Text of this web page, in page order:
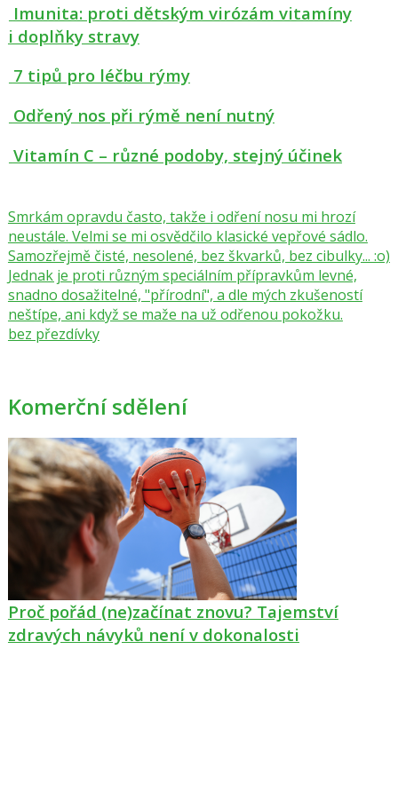
Imunita: proti dětským virózám vitamíny
i doplňky stravy
7 tipů pro léčbu rýmy
Odřený nos při rýmě není nutný
Vitamín C – různé podoby, stejný účinek
Smrkám opravdu často, takže i odření nosu mi hrozí
neustále. Velmi se mi osvědčilo klasické vepřové sádlo.
Samozřejmě čisté, nesolené, bez škvarků, bez cibulky... :o)
Jednak je proti různým speciálním přípravkům levné,
snadno dosažitelné, "přírodní", a dle mých zkušeností
neštípe, ani když se maže na už odřenou pokožku.
bez přezdívky
Komerční sdělení
Proč pořád (ne)začínat znovu? Tajemství
zdravých návyků není v dokonalosti